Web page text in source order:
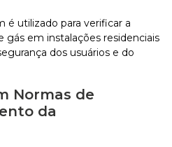
é utilizado para verificar a
gás em instalações residenciais
dos usuários e do
Normas de
da